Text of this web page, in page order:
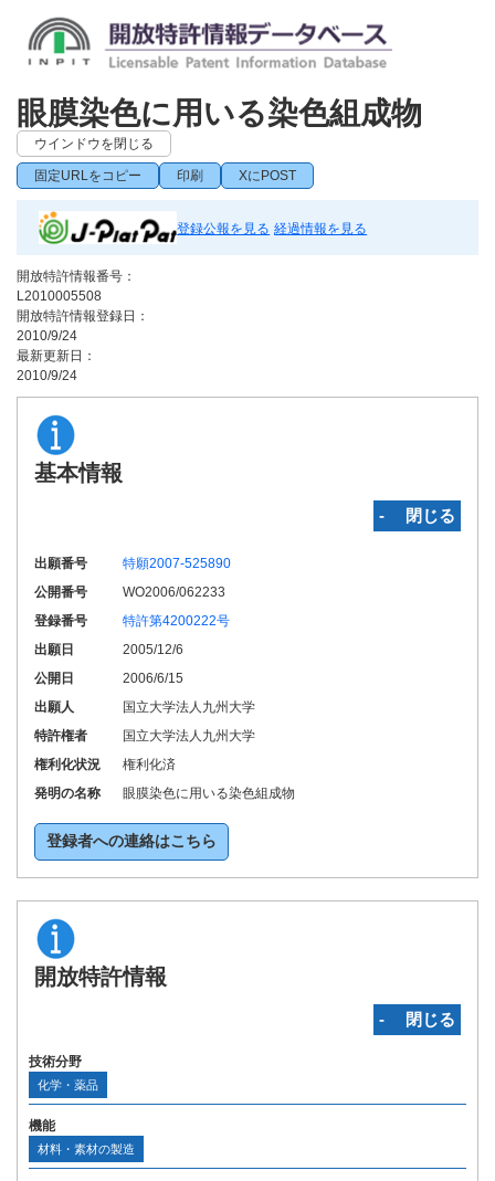
眼膜染色に用いる染色組成物
ウインドウを閉じる
固定URLをコピー 印刷 XにPOST
登録公報を見る 経過情報を見る
開放特許情報番号：
L2010005508
開放特許情報登録日：
2010/9/24
最新更新日：
2010/9/24
基本情報
‐ 閉じる
出願番号
特願2007-525890
公開番号
WO2006/062233
登録番号
特許第4200222号
出願日
2005/12/6
公開日
2006/6/15
出願人
国立大学法人九州大学
特許権者
国立大学法人九州大学
権利化状況
権利化済
発明の名称
眼膜染色に用いる染色組成物
登録者への連絡はこちら
開放特許情報
‐ 閉じる
技術分野
化学・薬品
機能
材料・素材の製造